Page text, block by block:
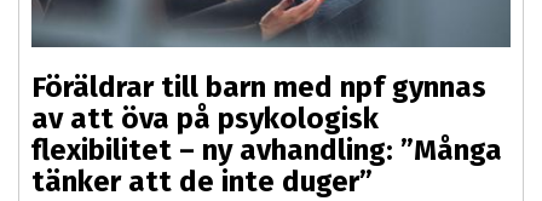
Föräldrar till barn med npf gynnas
av att öva på psykologisk
flexibilitet – ny avhandling: ”Många
tänker att de inte duger”